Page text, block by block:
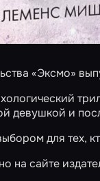
«Эксмо»
девушкой и
для тех,
на сайте